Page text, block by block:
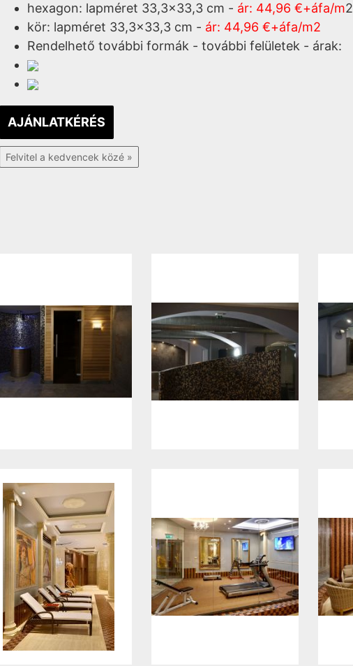
hexagon: lapméret 33,3x33,3 cm - ár: 44,96 €+áfa/m2
kör: lapméret 33,3x33,3 cm - ár: 44,96 €+áfa/m2
Rendelhető további formák - további felületek - árak:
AJÁNLATKÉRÉS
Felvitel a kedvencek közé »